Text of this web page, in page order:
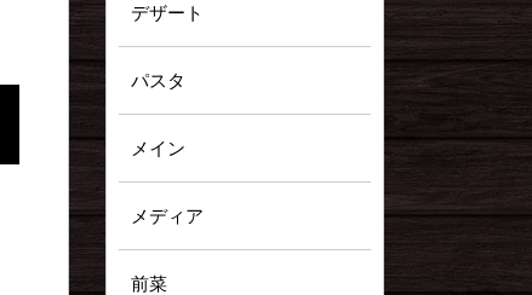
デザート
パスタ
メイン
メディア
前菜